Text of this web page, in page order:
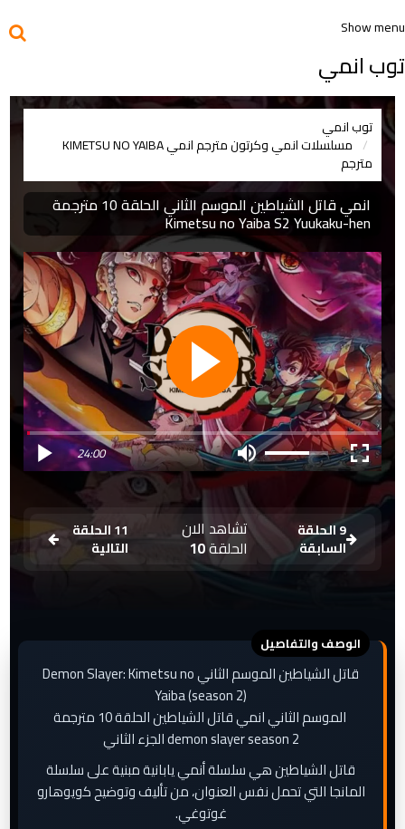
Show menu
توب انمي
توب انمي
مسلسلات انمي وكرتون مترجم انمي KIMETSU NO YAIBA
مترجم
انمي قاتل الشياطين الموسم الثاني الحلقة 10 مترجمة
Kimetsu no Yaiba S2 Yuukaku-hen
24:00
9 الحلقة
السابقة
تشاهد الان
الحلقة10
11 الحلقة
التالية
قاتل الشياطين الموسم الثاني Demon Slayer: Kimetsu no
Yaiba (season 2)
الموسم الثاني انمي قاتل الشياطين الحلقة 10 مترجمة
demon slayer season 2 الجزء الثاني
قاتل الشياطين هي سلسلة أنمي يابانية مبنية على سلسلة
المانجا التي تحمل نفس العنوان، من تأليف وتوضيح كويوهارو
غوتوغي.